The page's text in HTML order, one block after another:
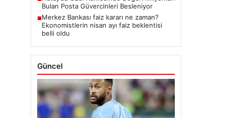
Bulan Posta Güvercinleri Besleniyor
■Merkez Bankası faiz kararı ne zaman?
Ekonomistlerin nisan ayı faiz beklentisi
belli oldu
Güncel